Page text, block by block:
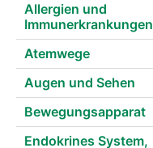
Allergien und
Immunerkrankungen
Atemwege
Augen und Sehen
Bewegungsapparat
Endokrines System,